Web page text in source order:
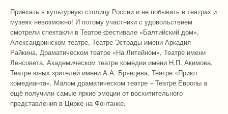
Приехать в культурную столицу России и не побывать в театрах и
музеях невозможно! И потому участники с удовольствием
смотрели спектакли в Театре-фестивале «Балтийский дом»,
Александринском театре, Театре Эстрады имени Аркадия
Райкина, Драматическом театре «На Литейном», Театре имени
Ленсовета, Академическом театре комедии имени Н.П. Акимова,
Театре юных зрителей имени А.А. Брянцева, Театре «Приют
комедианта», Малом драматическом театре – Театре Европы а
ещё получили самые яркие эмоции от восхитительного
представления в Цирке на Фонтанке.